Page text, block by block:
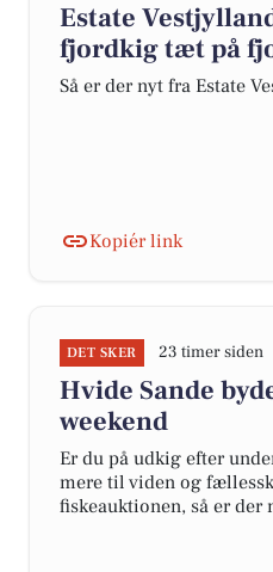
Estate
fjordkig tæt på
Så er der nyt fra Estate
Kopiér link
DET SKER 23 timer siden
Hvide Sande
weekend
Er du på udkig efter
mere til viden og
fiskeauktionen, så er der